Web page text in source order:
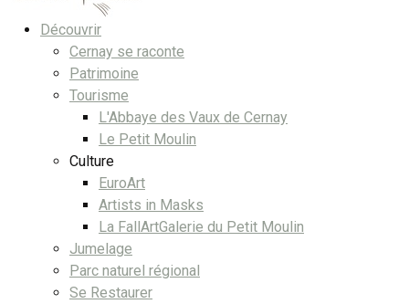
Découvrir
Cernay se raconte
Patrimoine
Tourisme
L'Abbaye des Vaux de Cernay
Le Petit Moulin
Culture
EuroArt
Artists in Masks
La FallArtGalerie du Petit Moulin
Jumelage
Parc naturel régional
Se Restaurer